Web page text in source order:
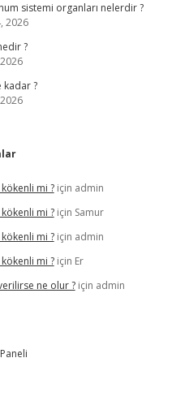
sistemi organları nelerdir ?
2026
?
kadar ?
mi ?için admin
mi ?için Samur
mi ?için admin
mi ?için Er
ne olur ?için admin